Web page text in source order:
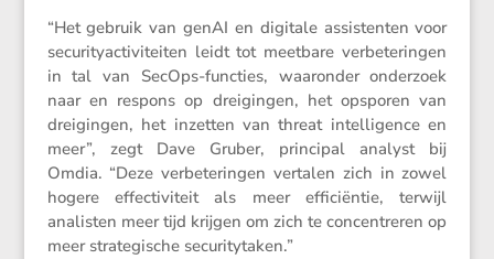
“Het gebruik van genAI en digitale assis­tenten voor
securi­ty­ac­ti­vi­teiten leidt tot meetbare verbe­te­ringen
in tal van SecOps-functies, waaronder onder­zoek
naar en respons op dreigingen, het opsporen van
dreigingen, het inzetten van threat intel­li­gence en
meer”, zegt Dave Gruber, principal analyst bij
Omdia. “Deze verbe­te­ringen vertalen zich in zowel
hogere effec­ti­vi­teit als meer effici­ëntie, terwijl
analisten meer tijd krijgen om zich te concen­treren op
meer strate­gi­sche securitytaken.”